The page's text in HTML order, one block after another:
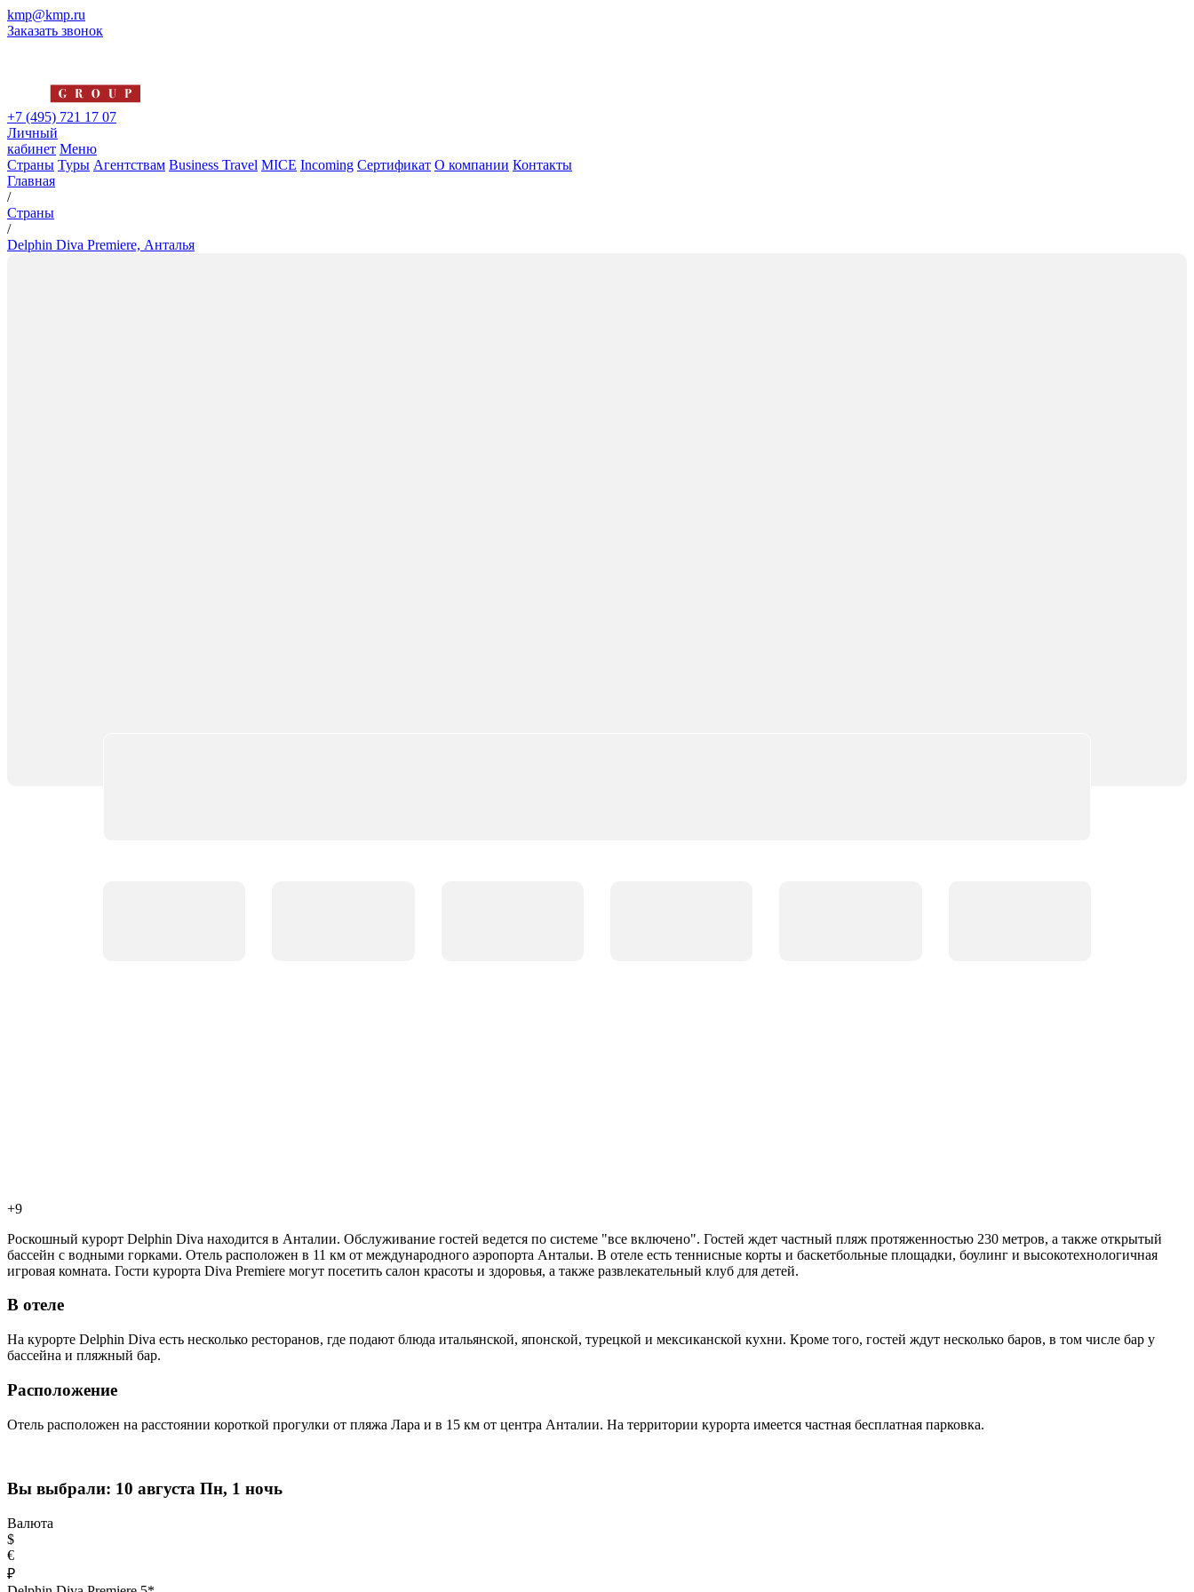
kmp@kmp.ru
Заказать звонок
+7 (495) 721 17 07
Личный
кабинет Меню
Страны Туры Агентствам Business Travel MICE Incoming Сертификат О компании Контакты
Главная
/
Страны
/
Delphin Diva Premiere, Анталья
+9
Роскошный курорт Delphin Diva находится в Анталии. Обслуживание гостей ведется по системе "все включено". Гостей ждет частный пляж протяженностью 230 метров, а также открытый
бассейн с водными горками. Отель расположен в 11 км от международного аэропорта Антальи. В отеле есть теннисные корты и баскетбольные площадки, боулинг и высокотехнологичная
игровая комната. Гости курорта Diva Premiere могут посетить салон красоты и здоровья, а также развлекательный клуб для детей.
В отеле
На курорте Delphin Diva есть несколько ресторанов, где подают блюда итальянской, японской, турецкой и мексиканской кухни. Кроме того, гостей ждут несколько баров, в том числе бар у
бассейна и пляжный бар.
Расположение
Отель расположен на расстоянии короткой прогулки от пляжа Лара и в 15 км от центра Анталии. На территории курорта имеется частная бесплатная парковка.
Вы выбрали: 10 августа Пн, 1 ночь
Валюта
$
€
₽